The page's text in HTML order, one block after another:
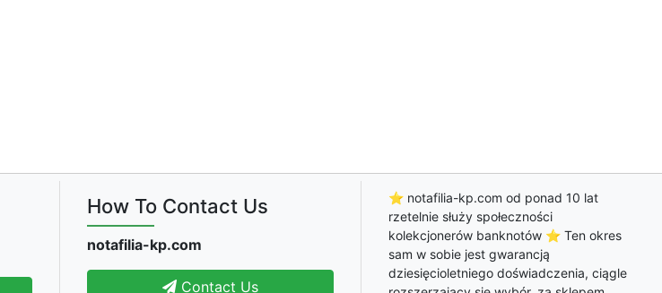
How To Contact Us
notafilia-kp.com
Contact Us
⭐ notafilia-kp.com od ponad 10 lat
rzetelnie służy społeczności
kolekcjonerów banknotów ⭐ Ten okres
sam w sobie jest gwarancją
dziesięcioletniego doświadczenia, ciągle